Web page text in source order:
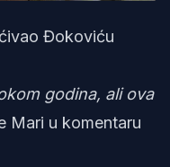
Đokoviću
godina, ali ova
Mari u komentaru